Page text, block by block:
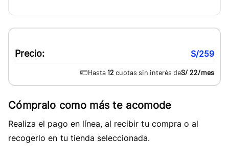
Precio: S/259
Hasta 12 cuotas sin interés deS/ 22/mes
Cómpralo como más te acomode
Realiza el pago en línea, al recibir tu compra o al
recogerlo en tu tienda seleccionada.